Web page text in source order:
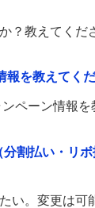
？教えてくだ
報を教えてく
ペーン情報を
割払い・リ
。変更は可